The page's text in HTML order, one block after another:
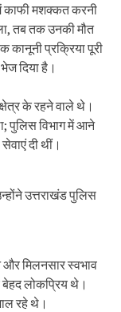
काफी मशक्कत करनी
तब तक उनकी मौत
प्रक्रिया पूरी
दिया है।
के रहने वाले थे।
पुलिस विभाग में आने
दी थीं।
उत्तराखंड पुलिस
मिलनसार स्वभाव
लोकप्रिय थे।
रहे थे।